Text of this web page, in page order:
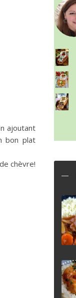
ajoutant
bon plat
chèvre!
~ SALADE DE PÂTES AUX DEUX TOMATES THON ET BURRA